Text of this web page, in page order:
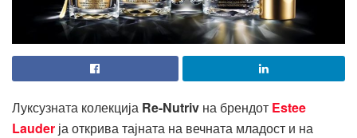
Луксузната колекција Re-Nutriv на брендот Estee
Lauder ја открива тајната на вечната младост и на